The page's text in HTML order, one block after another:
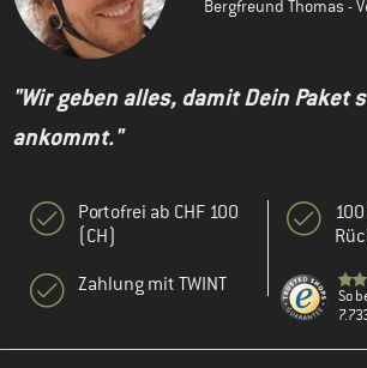
Bergfreund Thomas -
"Wir geben alles, damit Dein Paket
ankommt."
Portofrei ab CHF 100
(CH)
Zahlung mit TWINT
So